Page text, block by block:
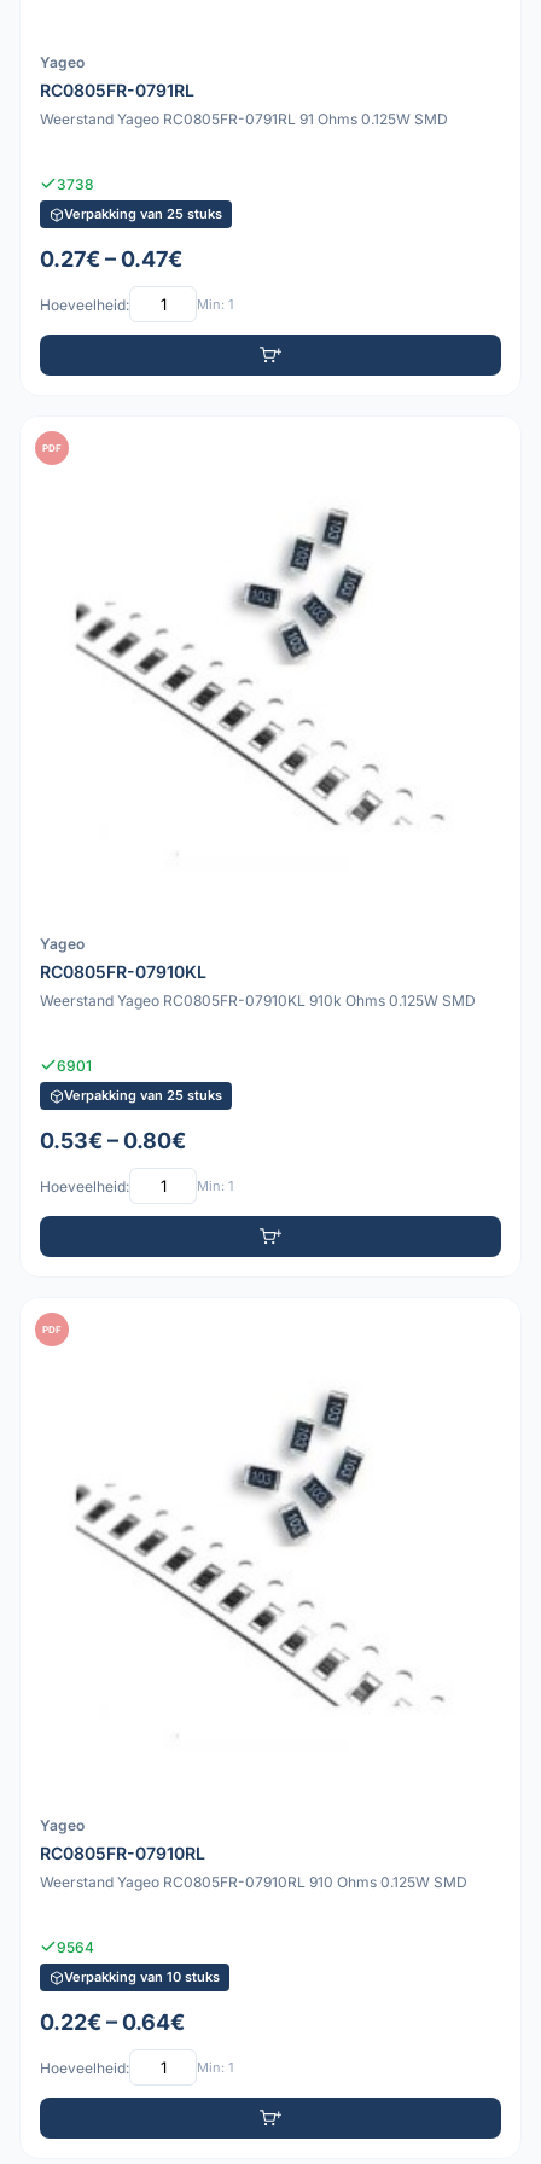
Yageo
RC0805FR-0791RL
Weerstand Yageo RC0805FR-0791RL 91 Ohms 0.125W SMD
3738
Verpakking van 25 stuks
0.27€ – 0.47€
Hoeveelheid: Min: 1
PDF
Yageo
RC0805FR-07910KL
Weerstand Yageo RC0805FR-07910KL 910k Ohms 0.125W SMD
6901
Verpakking van 25 stuks
0.53€ – 0.80€
Hoeveelheid: Min: 1
PDF
Yageo
RC0805FR-07910RL
Weerstand Yageo RC0805FR-07910RL 910 Ohms 0.125W SMD
9564
Verpakking van 10 stuks
0.22€ – 0.64€
Hoeveelheid: Min: 1